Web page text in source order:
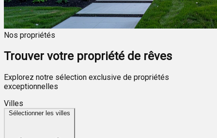
Nos propriétés
Trouver votre propriété de rêves
Explorez notre sélection exclusive de propriétés
exceptionnelles
Villes
Sélectionner les villes